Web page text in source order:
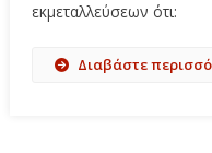
εκμεταλλεύσεων ότι:
Διαβάστε